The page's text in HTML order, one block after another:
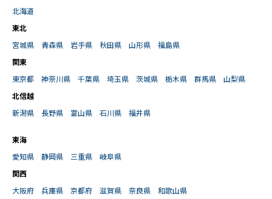
北海道
東北
宮城県
青森県 岩手県 秋田県 山形県
福島県
関東
東京都
神奈川県 千葉県 埼玉県 茨城県 栃木県 群馬県
山梨県
北信越
新潟県
長野県 富山県 石川県 福井県
東海
愛知県
静岡県 三重県
岐阜県
関西
大阪府
兵庫県 京都府 滋賀県 奈良県
和歌山県